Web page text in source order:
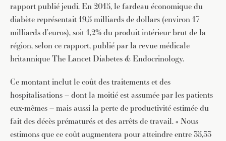
rapport publié jeudi. En 2015, le fardeau économique du
diabète représentait 19,5 milliards de dollars (environ 17
milliards d’euros), soit 1,2% du produit intérieur brut de la
région, selon ce rapport, publié par la revue médicale
britannique The Lancet Diabetes & Endocrinology.
Ce montant inclut le coût des traitements et des
hospitalisations – dont la moitié est assumée par les patients
eux-mêmes – mais aussi la perte de productivité estimée du
fait des décès prématurés et des arrêts de travail. « Nous
estimons que ce coût augmentera pour atteindre entre 35,33